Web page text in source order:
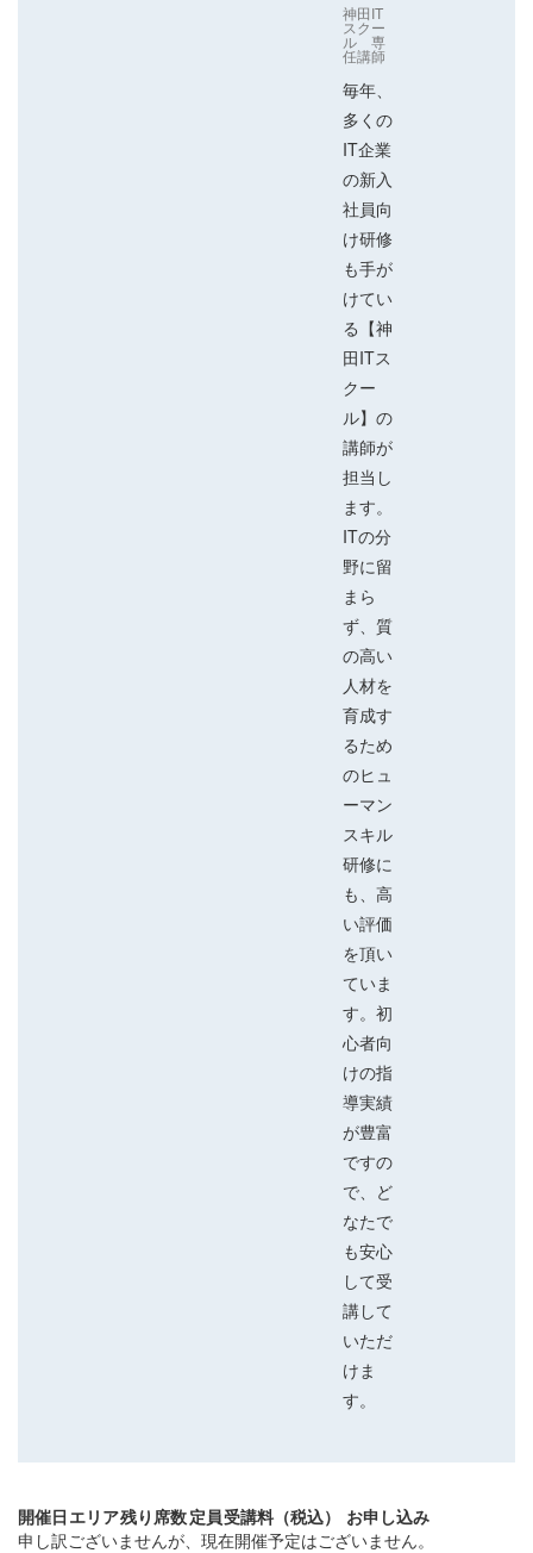
神田IT
スクー
ル 専
任講師
毎年、
多くの
IT企業
の新入
社員向
け研修
も手が
けてい
る【神
田ITス
クー
ル】の
講師が
担当し
ます。
ITの分
野に留
まら
ず、質
の高い
人材を
育成す
るため
のヒュ
ーマン
スキル
研修に
も、高
い評価
を頂い
ていま
す。初
心者向
けの指
導実績
が豊富
ですの
で、ど
なたで
も安心
して受
講して
いただ
けま
す。
開催日 エリア残り席数定員受講料（税込）
お申し込み
申し訳ございませんが、現在開催予定はございません。